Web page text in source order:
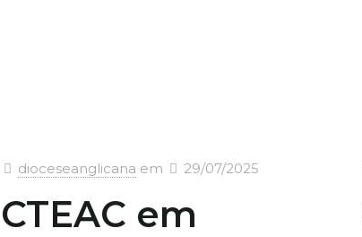
dioceseanglicana em 29/07/2025
CTEAC em